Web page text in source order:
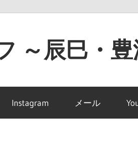
～辰巳・
Instagram メール